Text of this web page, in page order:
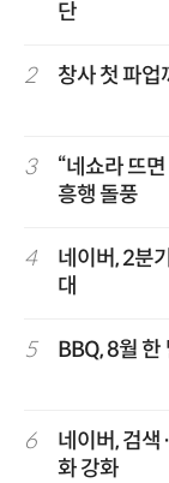
단
2 창사 첫 파
3
“네쇼라 뜨
흥행 돌풍
4
네이버, 2분
대
5 BBQ, 8월 한
6
네이버, 검
화 강화